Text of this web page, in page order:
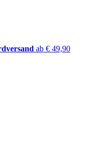
ab € 49,90